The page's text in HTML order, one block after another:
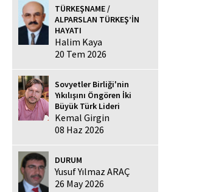
TÜRKEŞNAME /
ALPARSLAN TÜRKEŞ’İN
HAYATI
Halim Kaya
20 Tem 2026
Sovyetler Birliği'nin
Yıkılışını Öngören İki
Büyük Türk Lideri
Kemal Girgin
08 Haz 2026
DURUM
Yusuf Yılmaz ARAÇ
26 May 2026